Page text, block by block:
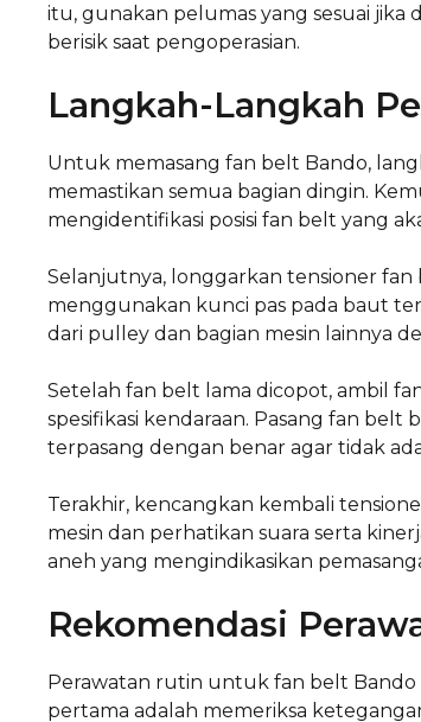
itu, gunakan pelumas yang sesuai
berisik saat pengoperasian.
Langkah-Langkah
Untuk memasang fan belt Bando,
memastikan semua bagian dingin.
mengidentifikasi posisi fan belt yang
Selanjutnya, longgarkan tensioner
menggunakan kunci pas pada baut
dari pulley dan bagian mesin lainnya
Setelah fan belt lama dicopot, ambil
spesifikasi kendaraan. Pasang fan
terpasang dengan benar agar tidak
Terakhir, kencangkan kembali
mesin dan perhatikan suara serta
aneh yang mengindikasikan
Rekomendasi
Perawatan rutin untuk fan belt Bando
pertama adalah memeriksa